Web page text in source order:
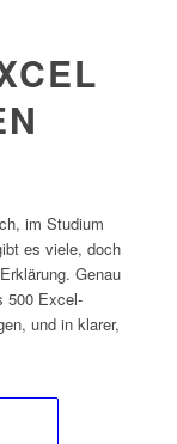
im Studium
es viele, doch
Genau
500 Excel-
und in klarer,